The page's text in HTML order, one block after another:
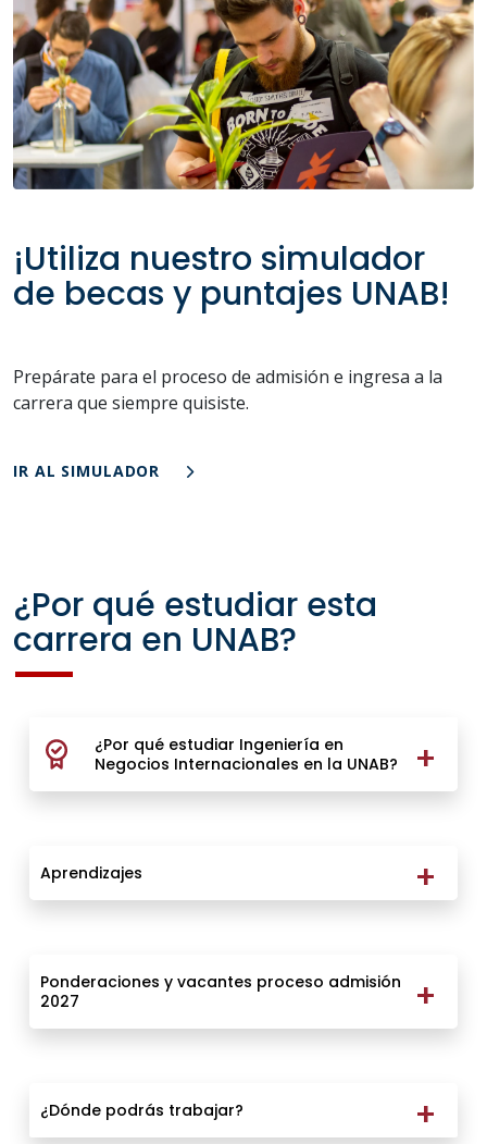
¡Utiliza nuestro simulador
de becas y puntajes UNAB!
Prepárate para el proceso de admisión e ingresa a la
carrera que siempre quisiste.
IR AL SIMULADOR
¿Por qué estudiar esta
carrera en UNAB?
¿Por qué estudiar Ingeniería en
Negocios Internacionales en la UNAB?
Aprendizajes
Ponderaciones y vacantes proceso admisión
2027
¿Dónde podrás trabajar?